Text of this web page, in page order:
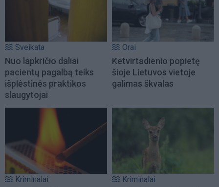
Sveikata
Nuo lapkričio daliai
pacientų pagalbą teiks
išplėstinės praktikos
slaugytojai
Orai
Ketvirtadienio popietę
šioje Lietuvos vietoje
galimas škvalas
Kriminalai Kriminalai